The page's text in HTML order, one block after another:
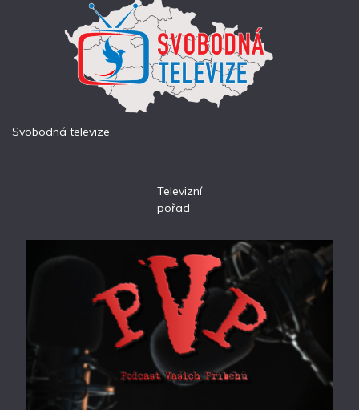
Svobodná televize
Televizní
pořad